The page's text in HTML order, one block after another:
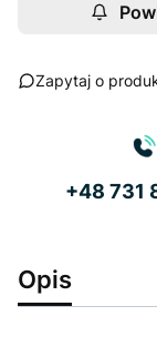
Zapytaj o
+48 731
Opis